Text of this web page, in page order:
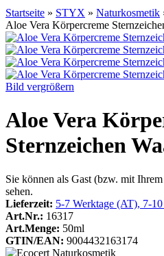
Startseite » STYX » Naturkosmetik
Aloe Vera Körpercreme
Bild vergrößern
Aloe Vera
Sternzeichen
Sie können als Gast (bzw. mit
sehen.
Lieferzeit: 5-7 Werktage (AT), 7-
Art.Nr.: 16317
Art.Menge: 50ml
GTIN/EAN: 9004432163174